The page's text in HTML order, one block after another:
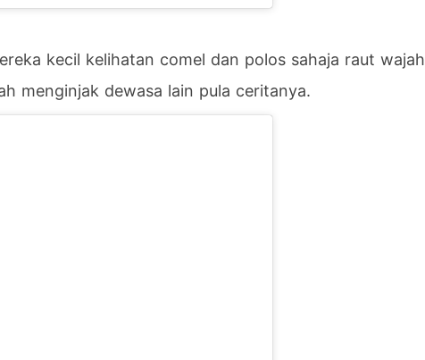
kecil kelihatan comel dan polos sahaja raut wajah
menginjak dewasa lain pula ceritanya.